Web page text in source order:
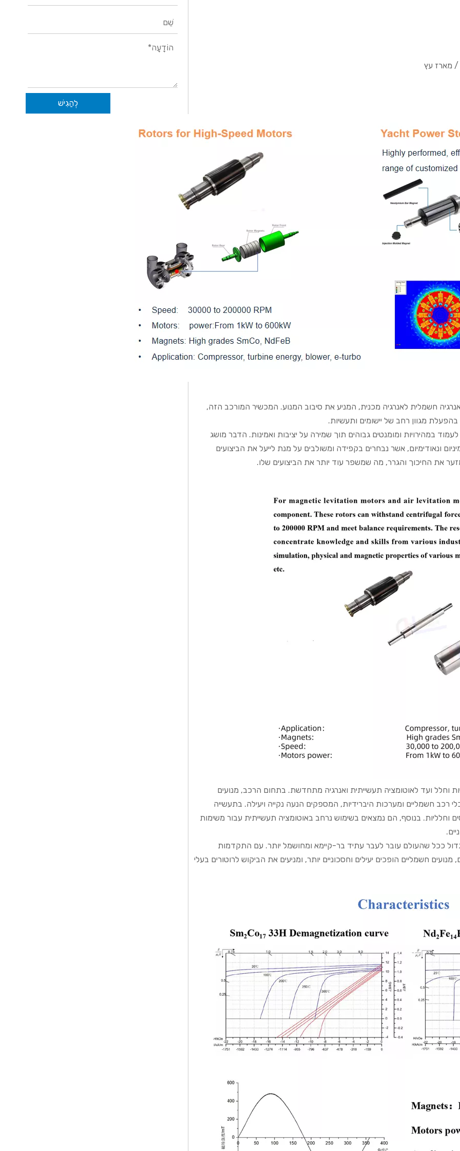
לְהַגִישׁ
/ מארז עץ
חשמלית לאנרגיה מכנית, המניע את סיבוב המנוע. המכשיר המורכב הזה,
מגוון רחב של יישומים ותעשיות.
במהירויות ומומנטים גבוהים תוך שמירה על יציבות ואמינות. הדבר מושג
ונאודימיום, אשר נבחרים בקפידה ומשולבים על מנת לייעל את הביצועים
את החיכוך והגרר, מה שמשפר עוד יותר את הביצועים שלו.
וחלל ועד לאוטומציה תעשייתית ואנרגיה מתחדשת. בתחום הרכב, מנועים
רכב חשמליים ומערכות היברידיות, המספקים הנעה נקייה ויעילה. בתעשייה
וחלליות. בנוסף, הם נמצאים בשימוש נרחב באוטומציה תעשייתית עבור משימות
ככל שהעולם עובר לעבר עתיד בר-קיימא ומחושמל יותר. עם התקדמות
חשמליים הופכים יעילים וחסכוניים יותר, ומניעים את הביקוש לרוטורים בעלי